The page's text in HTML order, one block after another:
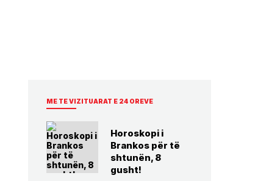
ME TE VIZITUARAT E 24 OREVE
Horoskopi i
Brankos për të
shtunën, 8
gusht!